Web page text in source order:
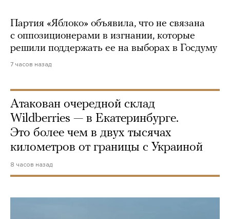
Партия «Яблоко» объявила, что не связана
с оппозиционерами в изгнании, которые
решили поддержать ее на выборах в Госдуму
7 часов назад
Атакован очередной склад
Wildberries — в Екатеринбурге.
Это более чем в двух тысячах
километров от границы с Украиной
8 часов назад